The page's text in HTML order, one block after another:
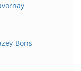
Bons